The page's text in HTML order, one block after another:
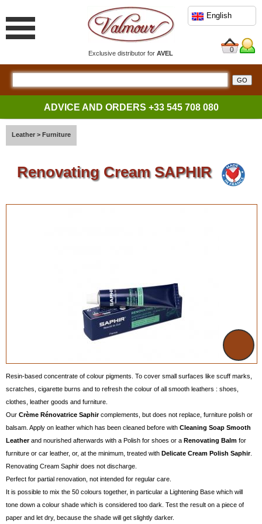
Exclusive distributor forAVEL
English
0
ADVICE AND ORDERS +33 545 708 080
Leather > Furniture
Renovating Cream SAPHIR
Resin-based concentrate of colour pigments. To cover small surfaces like scuff marks,
scratches, cigarette burns and to refresh the colour of all smooth leathers : shoes,
clothes, leather goods and furniture.
Our Crème Rénovatrice Saphircomplements, but does not replace, furniture polish or
balsam. Apply on leather which has been cleaned before with Cleaning Soap Smooth
Leatherand nourished afterwards with a Polish for shoes or a Renovating Balm for
furniture or car leather, or, at the minimum, treated with Delicate Cream Polish Saphir.
Renovating Cream Saphir does not discharge.
Perfect for partial renovation, not intended for regular care.
It is possible to mix the 50 colours together, in particular a Lightening Base which will
tone down a colour shade which is considered too dark. Test the result on a piece of
paper and let dry, because the shade will get slightly darker.